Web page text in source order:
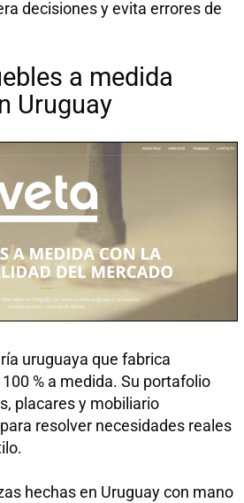
decisiones y evita errores de
a medida
Uruguay
uruguaya que fabrica
% a medida. Su portafolio
placares y mobiliario
resolver necesidades reales
hechas en Uruguay con mano